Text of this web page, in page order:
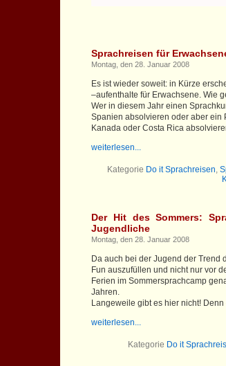
Sprachreisen für
Montag, den 28. Januar 2008
Es ist wieder soweit: in Kürze
–aufenthalte für Erwachsene. Wie
Wer in diesem Jahr einen
Spanien absolvieren oder aber ein
Kanada oder Costa Rica
weiterlesen...
Kategorie Do it Sprachreisen,
Der Hit des Sommers:
Jugendliche
Montag, den 28. Januar 2008
Da auch bei der Jugend der Trend
Fun auszufüllen und nicht nur vor
Ferien im Sommersprachcamp
Jahren.
Langeweile gibt es hier nicht!
weiterlesen...
Kategorie Do it